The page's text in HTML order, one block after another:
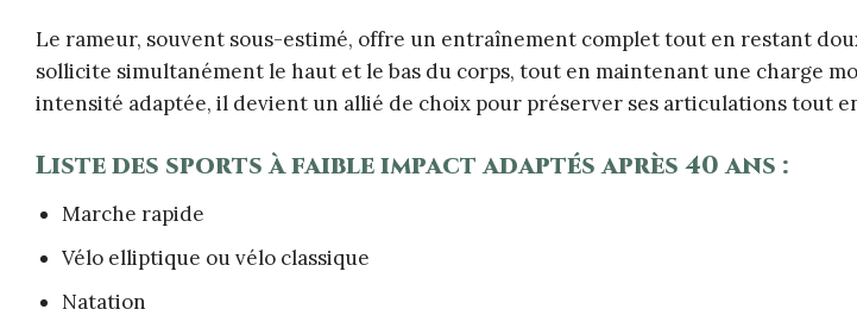
Le rameur, souvent sous-estimé, offre un entraînement complet tout en restant
sollicite simultanément le haut et le bas du corps, tout en maintenant une charge
intensité adaptée, il devient un allié de choix pour préserver ses articulations tout
Liste des sports à faible impact adaptés après 40 ans :
Marche rapide
Vélo elliptique ou vélo classique
Natation